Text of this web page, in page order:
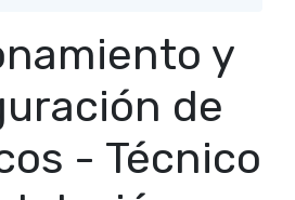
y
de
- Técnico